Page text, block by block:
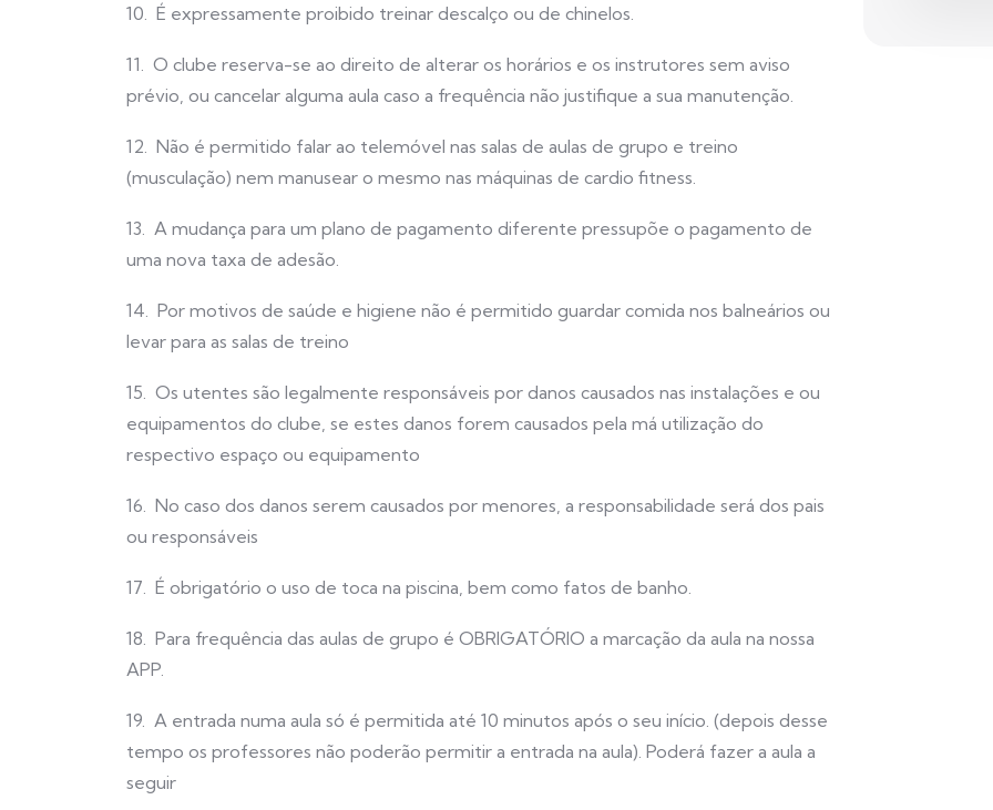
10. É expressamente proibido treinar descalço ou de chinelos.
11. O clube reserva-se ao direito de alterar os horários e os instrutores sem aviso
prévio, ou cancelar alguma aula caso a frequência não justifique a sua manutenção.
12. Não é permitido falar ao telemóvel nas salas de aulas de grupo e treino
(musculação) nem manusear o mesmo nas máquinas de cardio fitness.
13. A mudança para um plano de pagamento diferente pressupõe o pagamento de
uma nova taxa de adesão.
14. Por motivos de saúde e higiene não é permitido guardar comida nos balneários ou
levar para as salas de treino
15. Os utentes são legalmente responsáveis por danos causados nas instalações e ou
equipamentos do clube, se estes danos forem causados pela má utilização do
respectivo espaço ou equipamento
16. No caso dos danos serem causados por menores, a responsabilidade será dos pais
ou responsáveis
17. É obrigatório o uso de toca na piscina, bem como fatos de banho.
18. Para frequência das aulas de grupo é OBRIGATÓRIO a marcação da aula na nossa
APP.
19. A entrada numa aula só é permitida até 10 minutos após o seu início. (depois desse
tempo os professores não poderão permitir a entrada na aula). Poderá fazer a aula a
seguir